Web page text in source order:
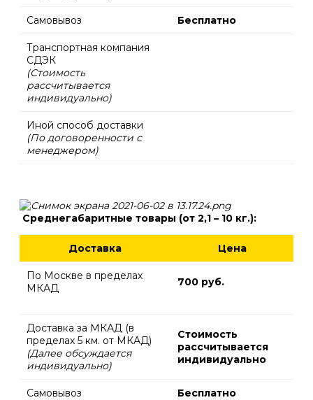
Самовывоз Бесплатно
Транспортная компания
СДЭК
(Стоимость
рассчитывается
индивидуально)
Иной способ доставки
(По договоренности с
менеджером)
Среднегабаритные товары (от 2,1 – 10 кг.):
Доставка Цена
По Москве в пределах
МКАД
700 руб.
Доставка за МКАД (в
пределах 5 км. от МКАД)
(Далее обсуждается
индивидуально)
Стоимость
рассчитывается
индивидуально
Самовывоз Бесплатно